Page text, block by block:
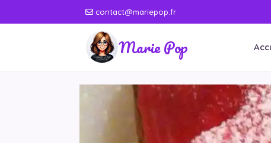
contact@mariepop.fr
Marie Pop